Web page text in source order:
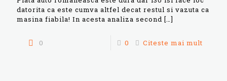
datorita ca este cumva altfel decat restul si vazuta ca
masina fiabila! In acesta analiza second […]
0 0 Citeste mai mult